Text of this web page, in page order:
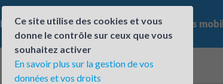
Le challenge Qui participe ? Les offres
Ce site utilise des cookies et vous
donne le contrôle sur ceux que vous
souhaitez activer
En savoir plus sur la gestion de vos
données et vos droits